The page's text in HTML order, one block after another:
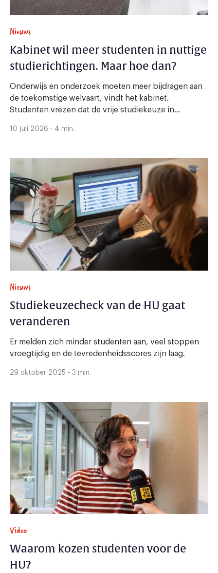
Nieuws
Kabinet wil meer studenten in nuttige
studierichtingen. Maar hoe dan?
Onderwijs en onderzoek moeten meer bijdragen aan
de toekomstige welvaart, vindt het kabinet.
Studenten vrezen dat de vrije studiekeuze in...
10 juli 2026 - 4 min.
Nieuws
Studiekeuzecheck van de HU gaat
veranderen
Er melden zich minder studenten aan, veel stoppen
vroegtijdig en de tevredenheidsscores zijn laag.
29 oktober 2025 - 3 min.
Video
Waarom kozen studenten voor de
HU?